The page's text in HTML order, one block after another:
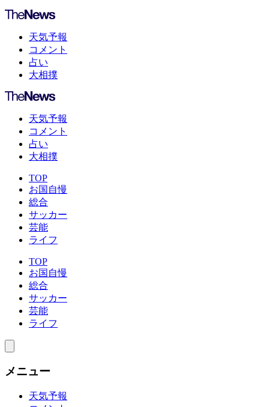
天気予報
コメント
占い
大相撲
天気予報
コメント
占い
大相撲
TOP
お国自慢
総合
サッカー
芸能
ライフ
TOP
お国自慢
総合
サッカー
芸能
ライフ
メニュー
天気予報